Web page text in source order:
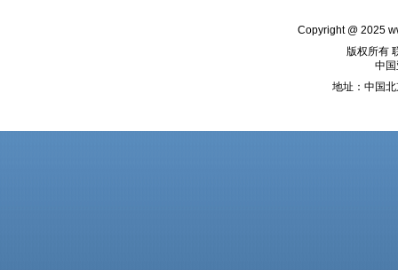
Copyright @ 2025
版权所有
中
地址：中国